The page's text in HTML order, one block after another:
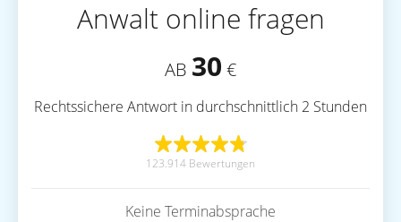
Anwalt online fragen
AB 30 €
Rechtssichere Antwort in durchschnittlich 2 Stunden
123.914 Bewertungen
Keine Terminabsprache